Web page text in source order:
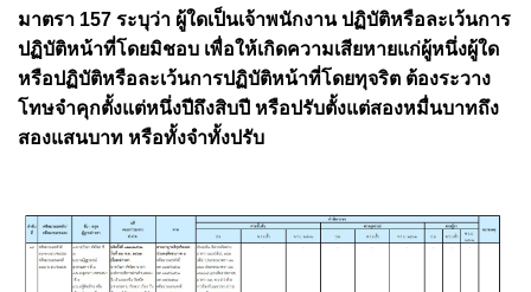
มาตรา 157 ระบุว่า ผู้ใดเป็นเจ้าพนักงาน ปฏิบัติหรือละเว้นการ
ปฏิบัติหน้าที่โดยมิชอบ เพื่อให้เกิดความเสียหายแก่ผู้หนึ่งผู้ใด
หรือปฏิบัติหรือละเว้นการปฏิบัติหน้าที่โดยทุจริต ต้องระวาง
โทษจำคุกตั้งแต่หนึ่งปีถึงสิบปี หรือปรับตั้งแต่สองหมื่นบาทถึง
สองแสนบาท หรือทั้งจำทั้งปรับ